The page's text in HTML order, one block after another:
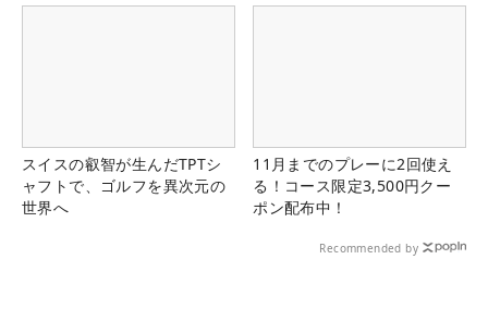
スイスの叡智が生んだTPTシ
ャフトで、ゴルフを異次元の
世界へ
11月までのプレーに2回使え
る！コース限定3,500円クー
ポン配布中！
Recommended by